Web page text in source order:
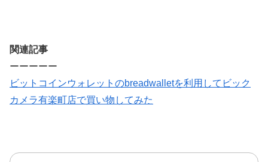
関連記事
ーーーーー
ビットコインウォレットのbreadwalletを利用してビック
カメラ有楽町店で買い物してみた